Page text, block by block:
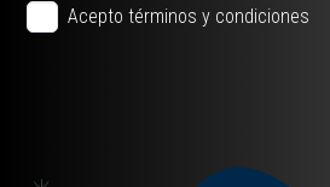
Acepto términos y condiciones